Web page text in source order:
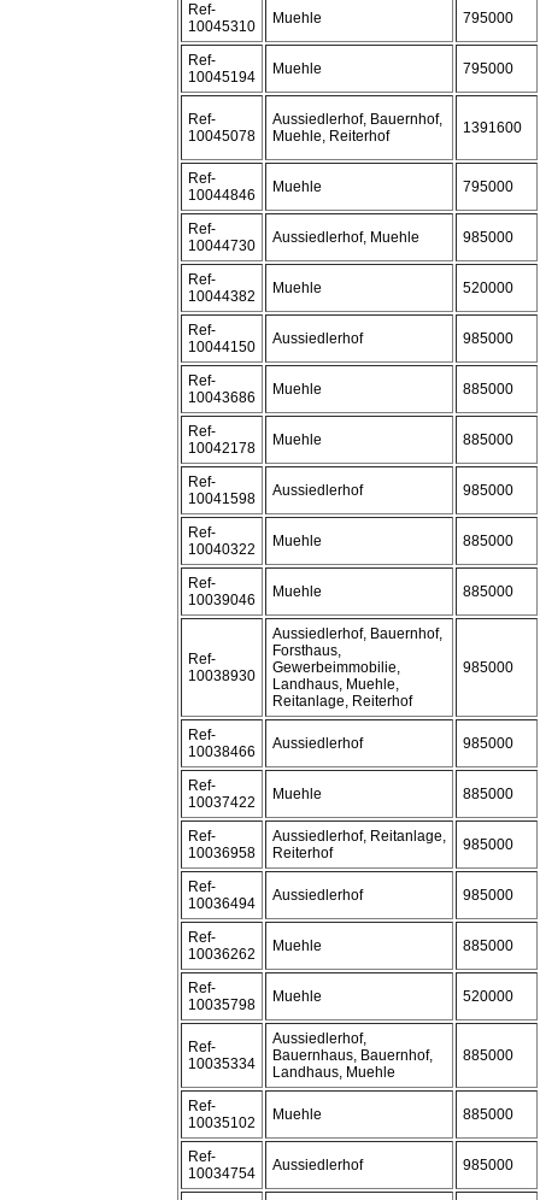
Ref-
10045310
Muehle 795000
Ref-
10045194
Muehle 795000
Ref-
10045078
Aussiedlerhof, Bauernhof,
Muehle, Reiterhof
1391600
Ref-
10044846
Muehle 795000
Ref-
10044730
Aussiedlerhof, Muehle 985000
Ref-
10044382
Muehle 520000
Ref-
10044150
Aussiedlerhof 985000
Ref-
10043686
Muehle 885000
Ref-
10042178
Muehle 885000
Ref-
10041598
Aussiedlerhof 985000
Ref-
10040322
Muehle 885000
Ref-
10039046
Muehle 885000
Ref-
10038930
Aussiedlerhof, Bauernhof,
Forsthaus,
Gewerbeimmobilie,
Landhaus, Muehle,
Reitanlage, Reiterhof
985000
Ref-
10038466
Aussiedlerhof 985000
Ref-
10037422
Muehle 885000
Ref-
10036958
Aussiedlerhof, Reitanlage,
Reiterhof
985000
Ref-
10036494
Aussiedlerhof 985000
Ref-
10036262
Muehle 885000
Ref-
10035798
Muehle 520000
Ref-
10035334
Aussiedlerhof,
Bauernhaus, Bauernhof,
Landhaus, Muehle
885000
Ref-
10035102
Muehle 885000
Ref-
10034754
Aussiedlerhof 985000